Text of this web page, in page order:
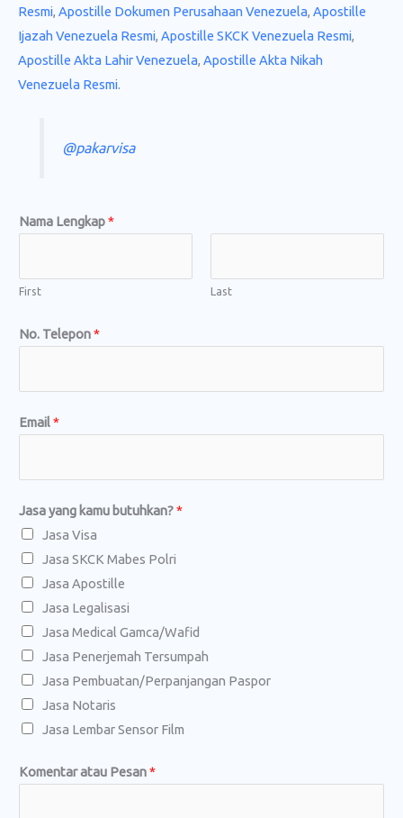
Resmi, Apostille Dokumen Perusahaan Venezuela, Apostille
Ijazah Venezuela Resmi, Apostille SKCK Venezuela Resmi,
Apostille Akta Lahir Venezuela, Apostille Akta Nikah
Venezuela Resmi.
@pakarvisa
Nama Lengkap*
First Last
No. Telepon*
Email*
o
L
e
n
g
k
a
p
Jasa yang kamu butuhkan?*
Jasa Visa
Jasa SKCK Mabes Polri
Jasa Apostille
Jasa Legalisasi
Jasa Medical Gamca/Wafid
Jasa Penerjemah Tersumpah
Jasa Pembuatan/Perpanjangan Paspor
Jasa Notaris
Jasa Lembar Sensor Film
Komentar atau Pesan*